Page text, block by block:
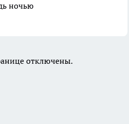
ночью
отключены.